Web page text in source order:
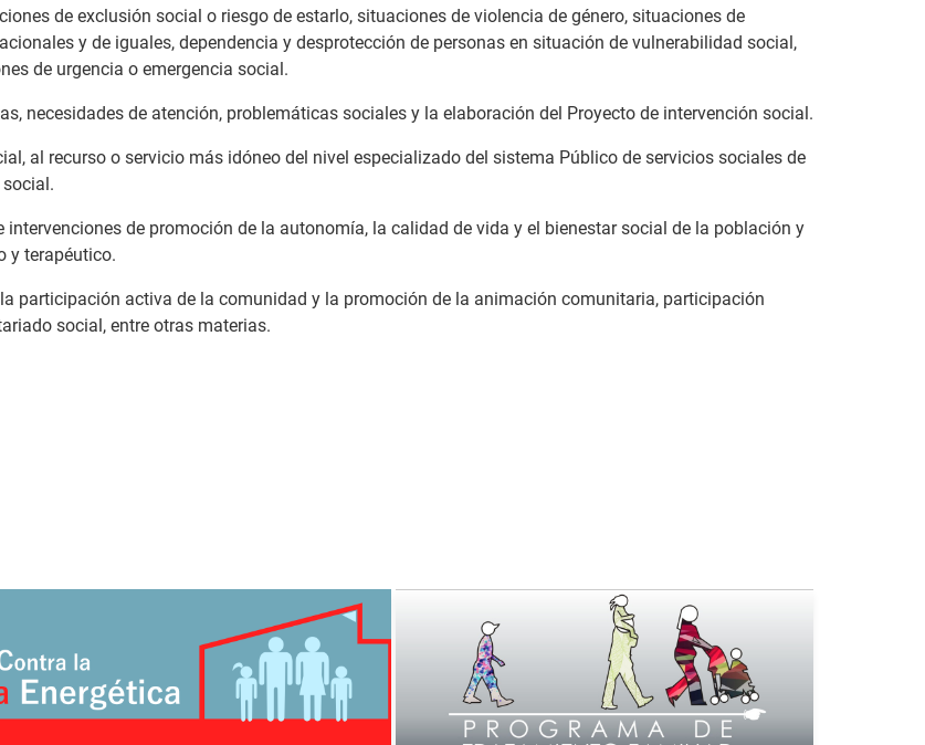
de exclusión social o riesgo de estarlo, situaciones de violencia de género, situaciones de
y de iguales, dependencia y desprotección de personas en situación de vulnerabilidad social,
de urgencia o emergencia social.
necesidades de atención, problemáticas sociales y la elaboración del Proyecto de intervención social.
al recurso o servicio más idóneo del nivel especializado del sistema Público de servicios sociales de
de promoción de la autonomía, la calidad de vida y el bienestar social de la población y
y terapéutico.
participación activa de la comunidad y la promoción de la animación comunitaria, participación
social, entre otras materias.